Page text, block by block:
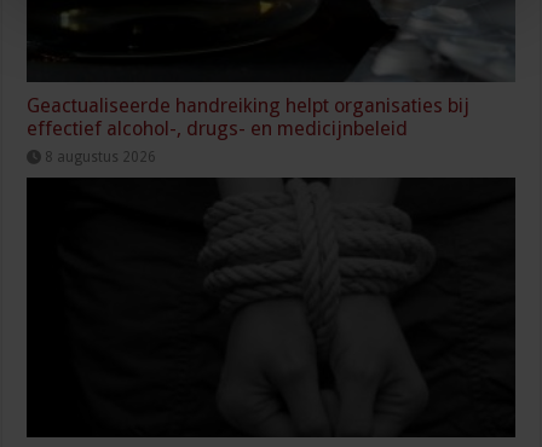
Geactualiseerde handreiking helpt organisaties bij
effectief alcohol-, drugs- en medicijnbeleid
8 augustus 2026